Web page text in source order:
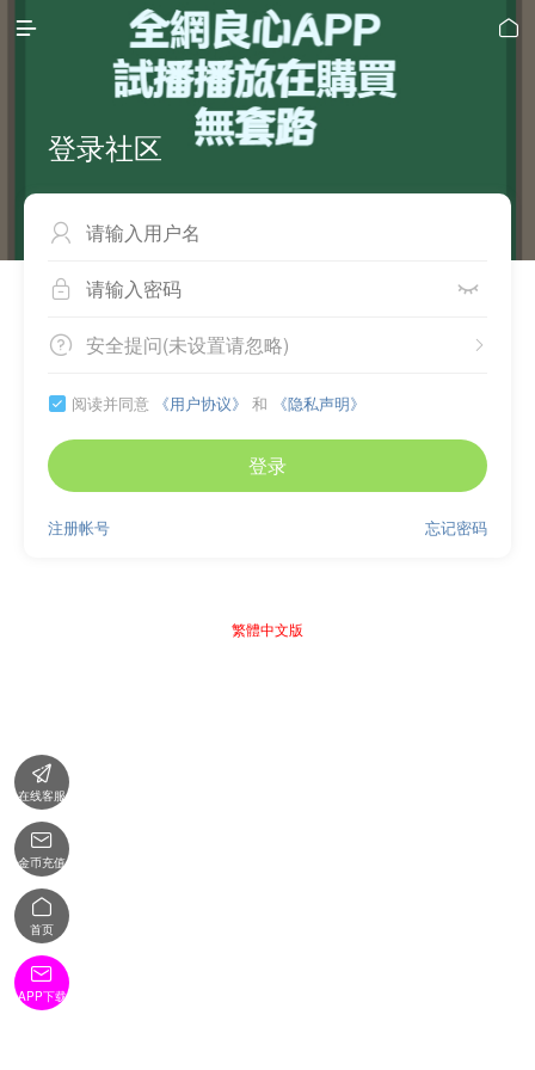
 
登录社区

 
 
安全提问(未设置请忽略)
 阅读并同意 《用户协议》 和 《隐私声明》
登录
忘记密码
注册帐号
繁體中文版

在线客服

金币充值

首页

APP下载